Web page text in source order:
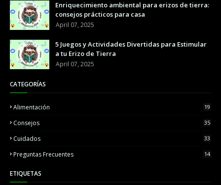
Enriquecimiento ambiental para erizos de tierra:
consejos prácticos para casa
April 07, 2025
5 Juegos y Actividades Divertidas para Estimular
a tu Erizo de Tierra
April 07, 2025
CATEGORÍAS
Alimentación 19
Consejos 35
Cuidados 33
Preguntas Frecuentes 14
ETIQUETAS